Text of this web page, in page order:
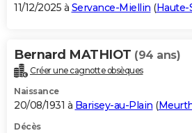
11/12/2025 à Servance-Miellin (Haute-
Bernard MATHIOT (94 ans)
Créer une cagnotte obsèques
Naissance
20/08/1931 à Barisey-au-Plain (
Décès